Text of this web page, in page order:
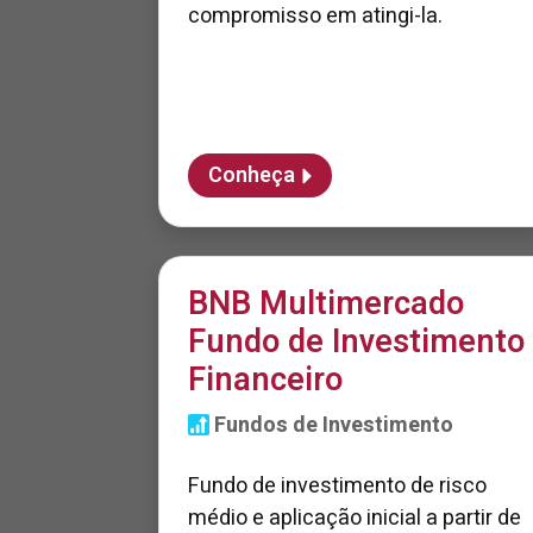
compromisso em atingi-la.
Conheça
BNB Multimercado
Fundo de Investimento
Financeiro
Fundos de Investimento
Fundo de investimento de risco
médio e aplicação inicial a partir de